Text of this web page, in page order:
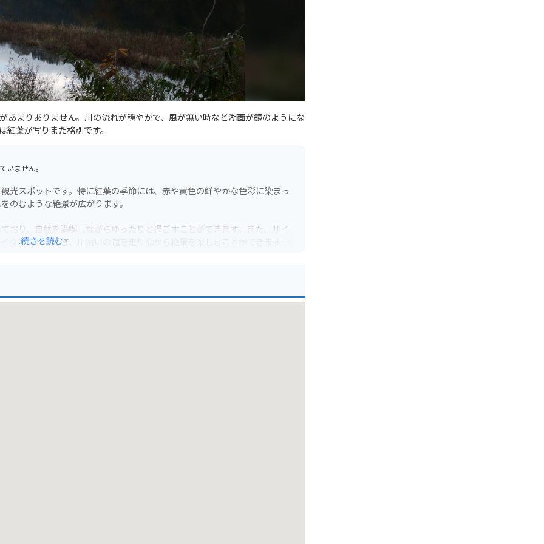
あまりありません。川の流れが穏やかで、風が無い時など湖面が鏡のようにな
葉が写りまた格別です。
ません。
光スポットです。特に紅葉の季節には、赤や黄色の鮮やかな色彩に染まっ
のむような絶景が広がります。
おり、自然を満喫しながらゆったりと過ごすことができます。また、サイ
で訪れる場合、川沿いの道を走りながら絶景を楽しむことができます。
...続きを読む